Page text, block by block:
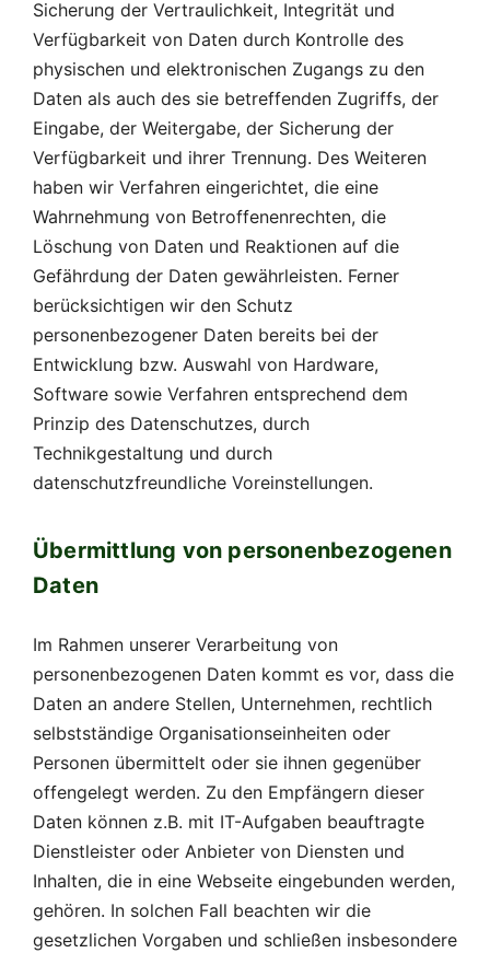
Sicherung der Vertraulichkeit, Integrität und
Verfügbarkeit von Daten durch Kontrolle des
physischen und elektronischen Zugangs zu den
Daten als auch des sie betreffenden Zugriffs, der
Eingabe, der Weitergabe, der Sicherung der
Verfügbarkeit und ihrer Trennung. Des Weiteren
haben wir Verfahren eingerichtet, die eine
Wahrnehmung von Betroffenenrechten, die
Löschung von Daten und Reaktionen auf die
Gefährdung der Daten gewährleisten. Ferner
berücksichtigen wir den Schutz
personenbezogener Daten bereits bei der
Entwicklung bzw. Auswahl von Hardware,
Software sowie Verfahren entsprechend dem
Prinzip des Datenschutzes, durch
Technikgestaltung und durch
datenschutzfreundliche Voreinstellungen.
Übermittlung von personenbezogenen
Daten
Im Rahmen unserer Verarbeitung von
personenbezogenen Daten kommt es vor, dass die
Daten an andere Stellen, Unternehmen, rechtlich
selbstständige Organisationseinheiten oder
Personen übermittelt oder sie ihnen gegenüber
offengelegt werden. Zu den Empfängern dieser
Daten können z.B. mit IT-Aufgaben beauftragte
Dienstleister oder Anbieter von Diensten und
Inhalten, die in eine Webseite eingebunden werden,
gehören. In solchen Fall beachten wir die
gesetzlichen Vorgaben und schließen insbesondere